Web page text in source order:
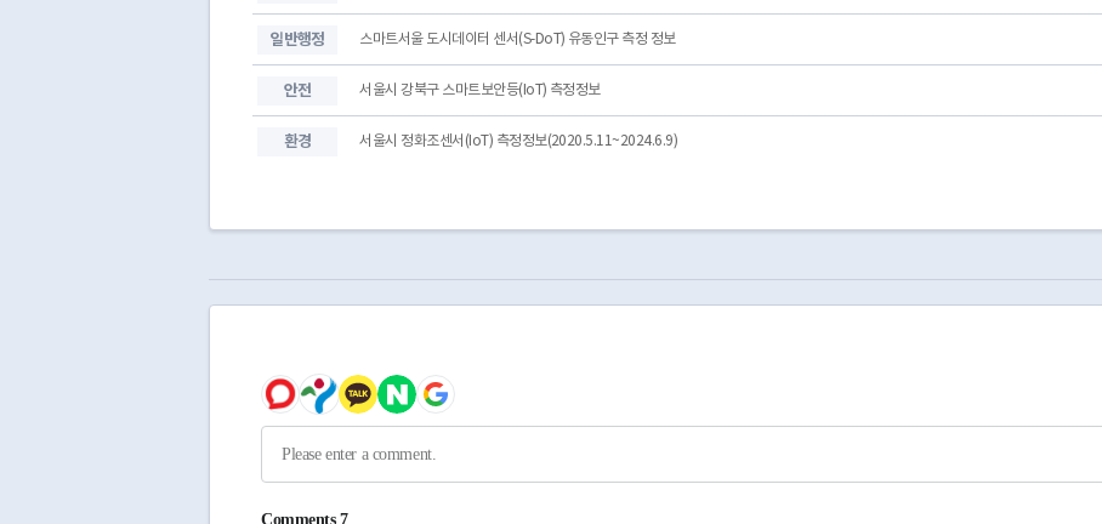
일반행정 스마트서울 도시데이터 센서(S-DoT) 유동인구 측정 정보
안전 서울시 강북구 스마트보안등(IoT) 측정정보
환경 서울시 정화조센서(IoT) 측정정보(2020.5.11~2024.6.9)